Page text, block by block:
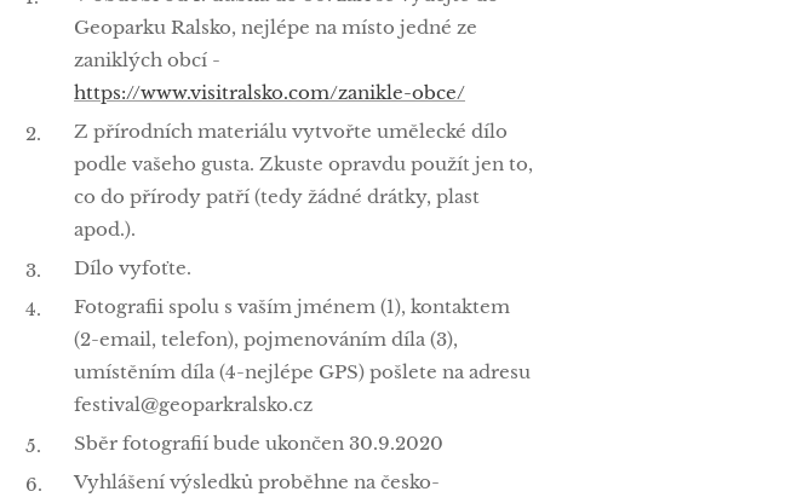
Geoparku Ralsko, nejlépe na místo jedné ze
zaniklých obcí -
https://www.visitralsko.com/zanikle-obce/
Z přírodních materiálu vytvořte umělecké dílo
podle vašeho gusta. Zkuste opravdu použít jen to,
co do přírody patří (tedy žádné drátky, plast
apod.).
Dílo vyfoťte.
Fotografii spolu s vaším jménem (1), kontaktem
(2-email, telefon), pojmenováním díla (3),
umístěním díla (4-nejlépe GPS) pošlete na adresu
festival@geoparkralsko.cz
Sběr fotografií bude ukončen 30.9.2020
Vyhlášení výsledků proběhne na česko-